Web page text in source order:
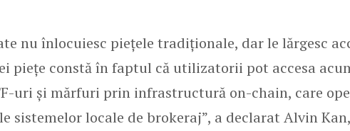
nu înlocuiesc piețele tradiționale, dar le lărgesc
piețe constă în faptul că utilizatorii pot accesa
uri și mărfuri prin infrastructură on-chain, care
sistemelor locale de brokeraj”, a declarat Alvin Kan,